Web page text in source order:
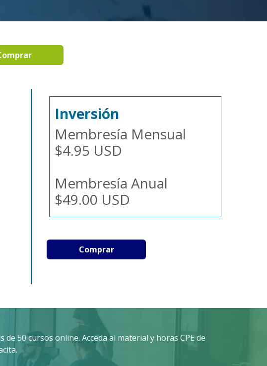
Inversión
Membresía Mensual
$4.95 USD
Membresía Anual
$49.00 USD
Comprar
de 50 cursos online. Acceda al material y horas CPE de